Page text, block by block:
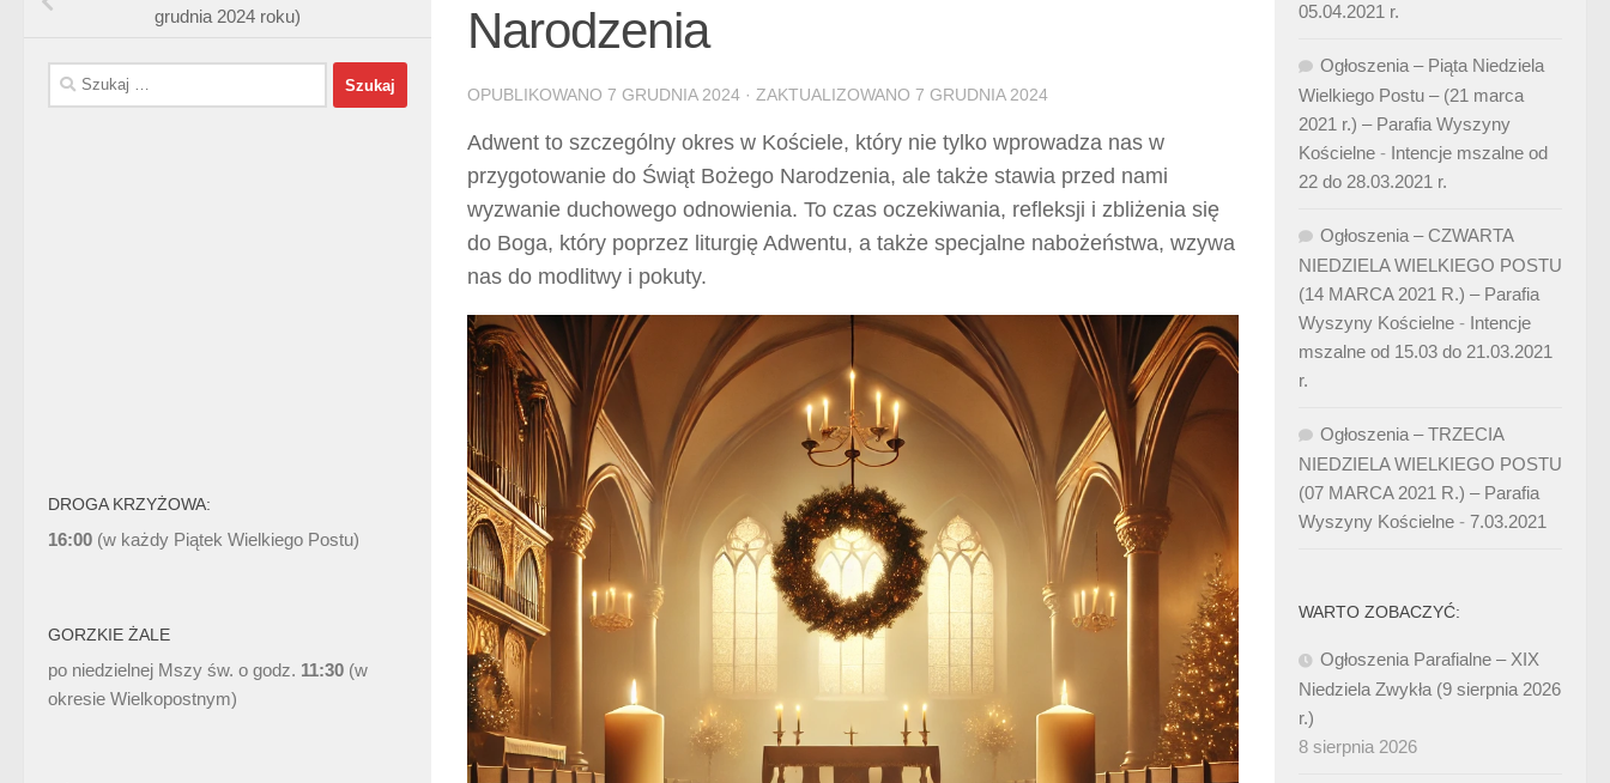
Narodzenia
OPUBLIKOWANO 7 GRUDNIA 2024 · ZAKTUALIZOWANO 7 GRUDNIA 2024
Adwent to szczególny okres w Kościele, który nie tylko wprowadza nas w
przygotowanie do Świąt Bożego Narodzenia, ale także stawia przed nami
wyzwanie duchowego odnowienia. To czas oczekiwania, refleksji i zbliżenia się
do Boga, który poprzez liturgię Adwentu, a także specjalne nabożeństwa, wzywa
nas do modlitwy i pokuty.
grudnia 2024 roku)
Szukaj:
DROGA KRZYŻOWA:
16:00 (w każdy Piątek Wielkiego Postu)
GORZKIE ŻALE
po niedzielnej Mszy św. o godz. 11:30 (w
okresie Wielkopostnym)
05.04.2021 r.
Ogłoszenia – Piąta Niedziela
Wielkiego Postu – (21 marca
2021 r.) – Parafia Wyszyny
Kościelne - Intencje mszalne od
22 do 28.03.2021 r.
Ogłoszenia – CZWARTA
NIEDZIELA WIELKIEGO POSTU
(14 MARCA 2021 R.) – Parafia
Wyszyny Kościelne - Intencje
mszalne od 15.03 do 21.03.2021
r.
Ogłoszenia – TRZECIA
NIEDZIELA WIELKIEGO POSTU
(07 MARCA 2021 R.) – Parafia
Wyszyny Kościelne - 7.03.2021
WARTO ZOBACZYĆ:
Ogłoszenia Parafialne – XIX
Niedziela Zwykła (9 sierpnia 2026
r.)
8 sierpnia 2026